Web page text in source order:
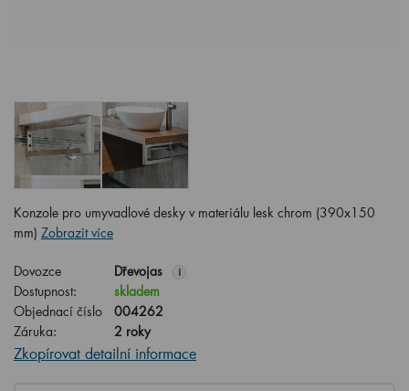
Konzole pro umyvadlové desky v materiálu lesk chrom (390x150
mm) Zobrazit více
Dovozce Dřevojas i
Dostupnost:
skladem
Objednací číslo
004262
Záruka:
2 roky
Zkopírovat detailní informace